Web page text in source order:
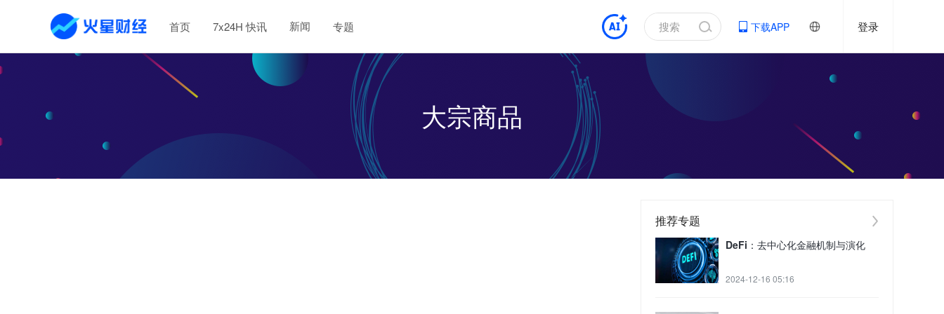
首页 7x24H 快讯 新闻 专题 下载APP 登录
大宗商品
推荐专题
DeFi：去中心化金融机制与演化
2024-12-16 05:16